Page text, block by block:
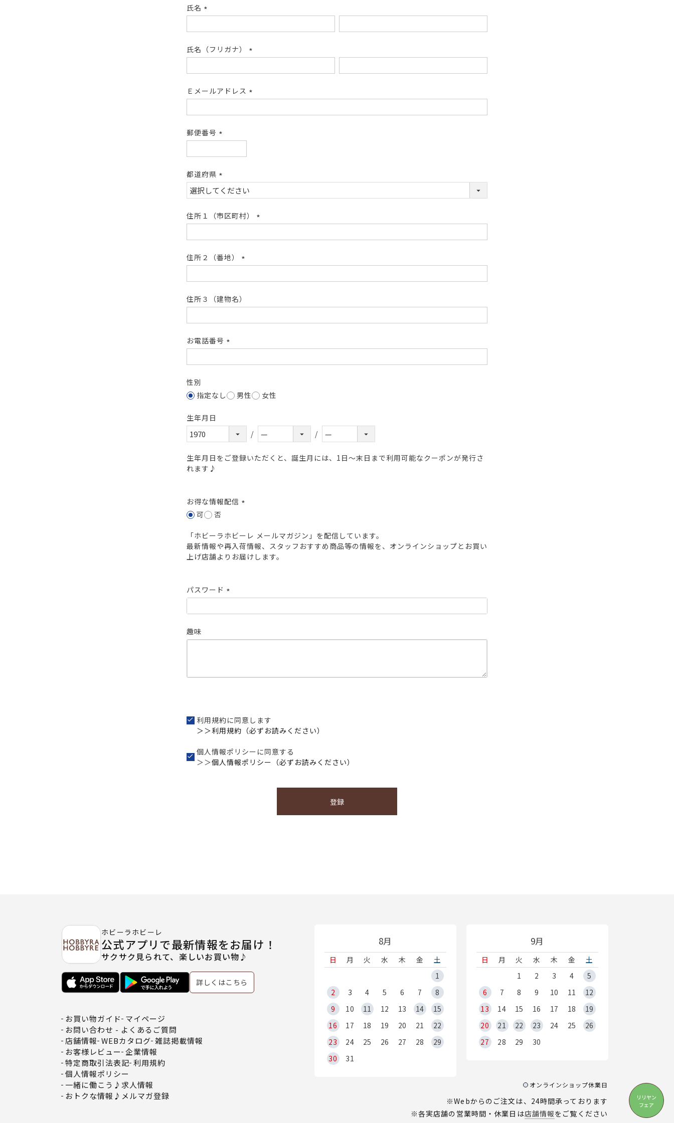
リリヤン
フェア
氏名
須)
氏名（フリガナ）
須)
Ｅメールアドレス
須)
郵便番号
須)
都道府県
(必
須)
住所１（市区町村）
須)
住所２（番地）
須)
住所３（建物名）
お電話番号
須)
性別
指定なし
男性 女性
生年月日
生年月日をご登録いただくと、誕生月には、1日～末日まで利用可能なクーポンが発行さ
れます♪
お得な情報配信
可 否
「ホビーラホビーレ メールマガジン」を配信しています。
最新情報や再入荷情報、スタッフおすすめ商品等の情報を、オンラインショップとお買い
上げ店舗よりお届けします。
パスワード
須)
趣味
利用規約に同意します
＞＞利用規約（必ずお読みください）
個人情報ポリシーに同意する
＞＞個人情報ポリシー（必ずお読みください）
登録
8月
日 月 火 水 木 金
土
1
2
3 4 5 6 7
8
9
10 11 12 13 14
15
16
17 18 19 20 21
22
23
24 25 26 27 28
29
30
31
9月
日 月 火 水 木 金
土
1
2 3 4
5
6
7 8 9 10 11
12
13
14 15 16 17 18
19
20
21 22 23 24 25
26
27
28 29 30
オンラインショップ休業日
※Webからのご注文は、24時間承っております
※各実店舗の営業時間・休業日は店舗情報をご覧ください
ホビーラホビーレ
公式アプリで最新情報をお届け！
サクサク見られて、楽しいお買い物♪
詳しくはこちら
お買い物ガイド マイページ
お問い合わせ - よくあるご質問
店舗情報 WEBカタログ 雑誌掲載情報
お客様レビュー 企業情報
特定商取引法表記 利用規約
個人情報ポリシー
一緒に働こう♪求人情報
おトクな情報♪メルマガ登録